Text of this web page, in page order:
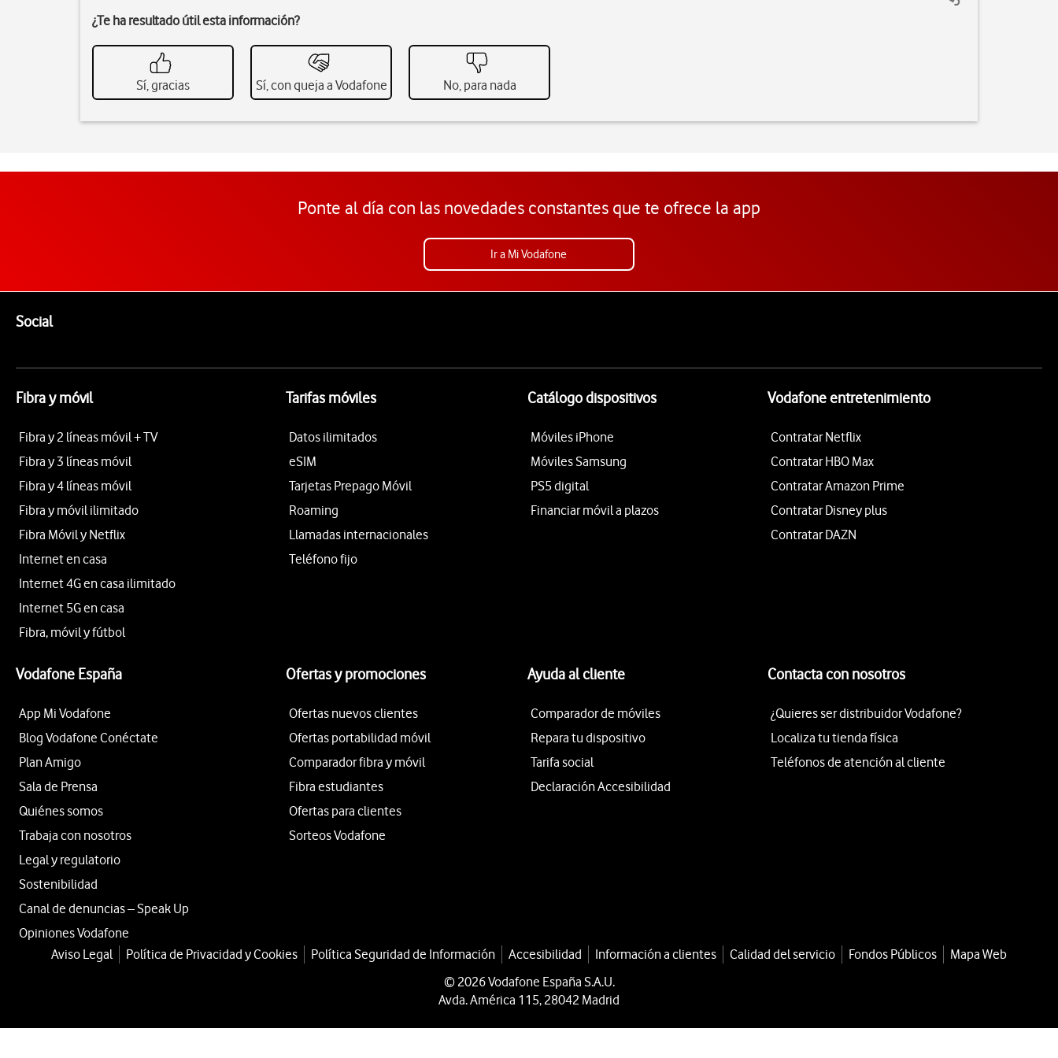
¿Te ha resultado útil esta información?
Sí, gracias Sí, con queja a Vodafone No, para nada
Ponte al día con las novedades constantes que te ofrece la app
Ir a Mi Vodafone
SocialEnlaces a las redes sociales de Vodafone
Fibra y móvil
Fibra y 2 líneas móvil + TV
Fibra y 3 líneas móvil
Fibra y 4 líneas móvil
Fibra y móvil ilimitado
Fibra Móvil y Netflix
Internet en casa
Internet 4G en casa ilimitado
Internet 5G en casa
Fibra, móvil y fútbol
Tarifas móviles
Datos ilimitados
eSIM
Tarjetas Prepago Móvil
Roaming
Llamadas internacionales
Teléfono fijo
Catálogo dispositivos
Móviles iPhone
Móviles Samsung
PS5 digital
Financiar móvil a plazos
Vodafone entretenimiento
Contratar Netflix
Contratar HBO Max
Contratar Amazon Prime
Contratar Disney plus
Contratar DAZN
Vodafone España
App Mi Vodafone
Blog Vodafone Conéctate
Plan Amigo
Sala de Prensa
Quiénes somos
Trabaja con nosotros
Legal y regulatorio
Sostenibilidad
Canal de denuncias – Speak Up
Opiniones Vodafone
Ofertas y promociones
Ofertas nuevos clientes
Ofertas portabilidad móvil
Comparador fibra y móvil
Fibra estudiantes
Ofertas para clientes
Sorteos Vodafone
Ayuda al cliente
Comparador de móviles
Repara tu dispositivo
Tarifa social
Declaración Accesibilidad
Contacta con nosotros
¿Quieres ser distribuidor Vodafone?
Localiza tu tienda física
Teléfonos de atención al cliente
Aviso Legal Política de Privacidad y Cookies Política Seguridad de Información Accesibilidad Información a clientes Calidad del servicio Fondos Públicos
Mapa Web
© 2026 Vodafone España S.A.U.
Avda. América 115, 28042 Madrid